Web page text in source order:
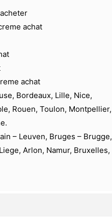
achat
achat
Bordeaux, Lille, Nice,
Rouen, Toulon, Montpellier,
– Leuven, Bruges – Brugge,
Arlon, Namur, Bruxelles,